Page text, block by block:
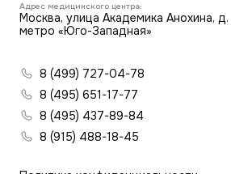
Адрес медицинского центра:
Москва, улица Академика Анохина, д.
метро «Юго-Западная»
8 (499) 727-04-78
8 (495) 651-17-77
8 (495) 437-89-84
8 (915) 488-18-45